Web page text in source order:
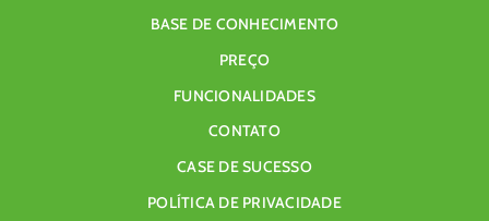
BASE DE CONHECIMENTO
PREÇO
FUNCIONALIDADES
CONTATO
CASE DE SUCESSO
POLÍTICA DE PRIVACIDADE